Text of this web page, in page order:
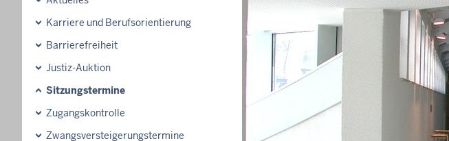
Karriere und Berufsorientierung
Barrierefreiheit
Justiz-Auktion
Sitzungstermine
Zugangskontrolle
Zwangsversteigerungstermine